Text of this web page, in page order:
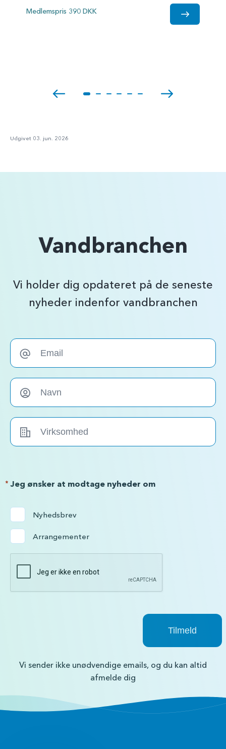
Medlemspris 390 DKK
Udgivet 03. jun. 2026
Vandbranchen
Vi holder dig opdateret på de seneste
nyheder indenfor vandbranchen
Jeg ønsker at modtage nyheder om
*
Nyhedsbrev
Arrangementer
Vi sender ikke unødvendige emails, og du kan altid
afmelde dig